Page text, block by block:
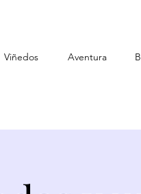
Viñedos Aventura